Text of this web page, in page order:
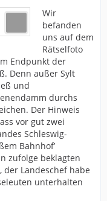
Wir
befanden
uns auf dem
Rätselfoto
Endpunkt der
Denn außer Sylt
und
durchs
Der Hinweis
vor gut zwei
Schleswig-
Bahnhof’
zufolge beklagten
Landeschef habe
unterhalten